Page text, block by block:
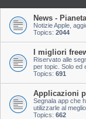
News -
Notizie Apple,
Topics: 2044
I migliori
Riservato alle
per topic. Solo ed
Topics: 691
Applicazioni
Segnala app che
utilizzarle al meglio.
Topics: 662